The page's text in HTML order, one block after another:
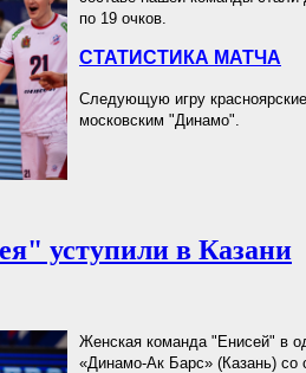
по 19 очков.
СТАТИСТИКА МАТЧА
Следующую игру
московским "Динамо".
уступили в Казани
Женская команда "Енисей" в
«Динамо-Ак Барс» (Казань) со